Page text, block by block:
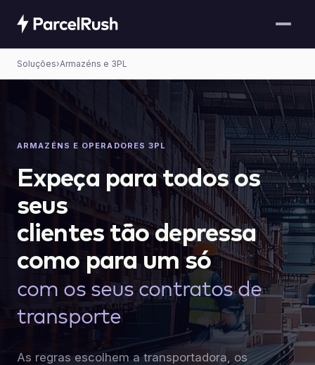
Soluções›Armazéns e 3PL
ARMAZÉNS E OPERADORES 3PL
Expeça para todos os
seus
clientes tão depressa
como para um só
com os seus contratos de
transporte
As regras escolhem a transportadora, os